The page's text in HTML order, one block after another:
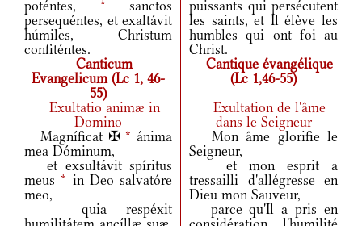
poténtes, * sanctos
persequéntes, et exaltávit
húmiles, Christum
confiténtes.
puissants qui persécutent
les saints, et Il élève les
humbles qui ont foi au
Christ.
Canticum
Evangelicum (Lc 1, 46-
55)
Cantique évangélique
(Lc 1,46-55)
Exultatio animæ in
Domino
Exultation de l'âme
dans le Seigneur
Magníficat ✠* ánima
mea Dóminum,
Mon âme glorifie le
Seigneur,
et exsultávit spíritus
meus* in Deo salvatóre
meo,
et mon esprit a
tressailli d'allégresse en
Dieu mon Sauveur,
quia respéxit
parce qu'Il a pris en